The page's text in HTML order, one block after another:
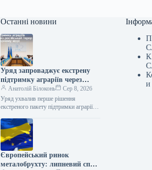
Останні новини
Уряд запроваджує екстрену
підтримку аграріїв через
блокаду Чорного моря
Анатолій Білоконь
Сер 8, 2026
Уряд ухвалив перше рішення
екстреного пакету підтримки аграріїв
Про це заявив прем’єр-міністр
України Сергій…
Європейський ринок
металобрухту: липневий спад
и